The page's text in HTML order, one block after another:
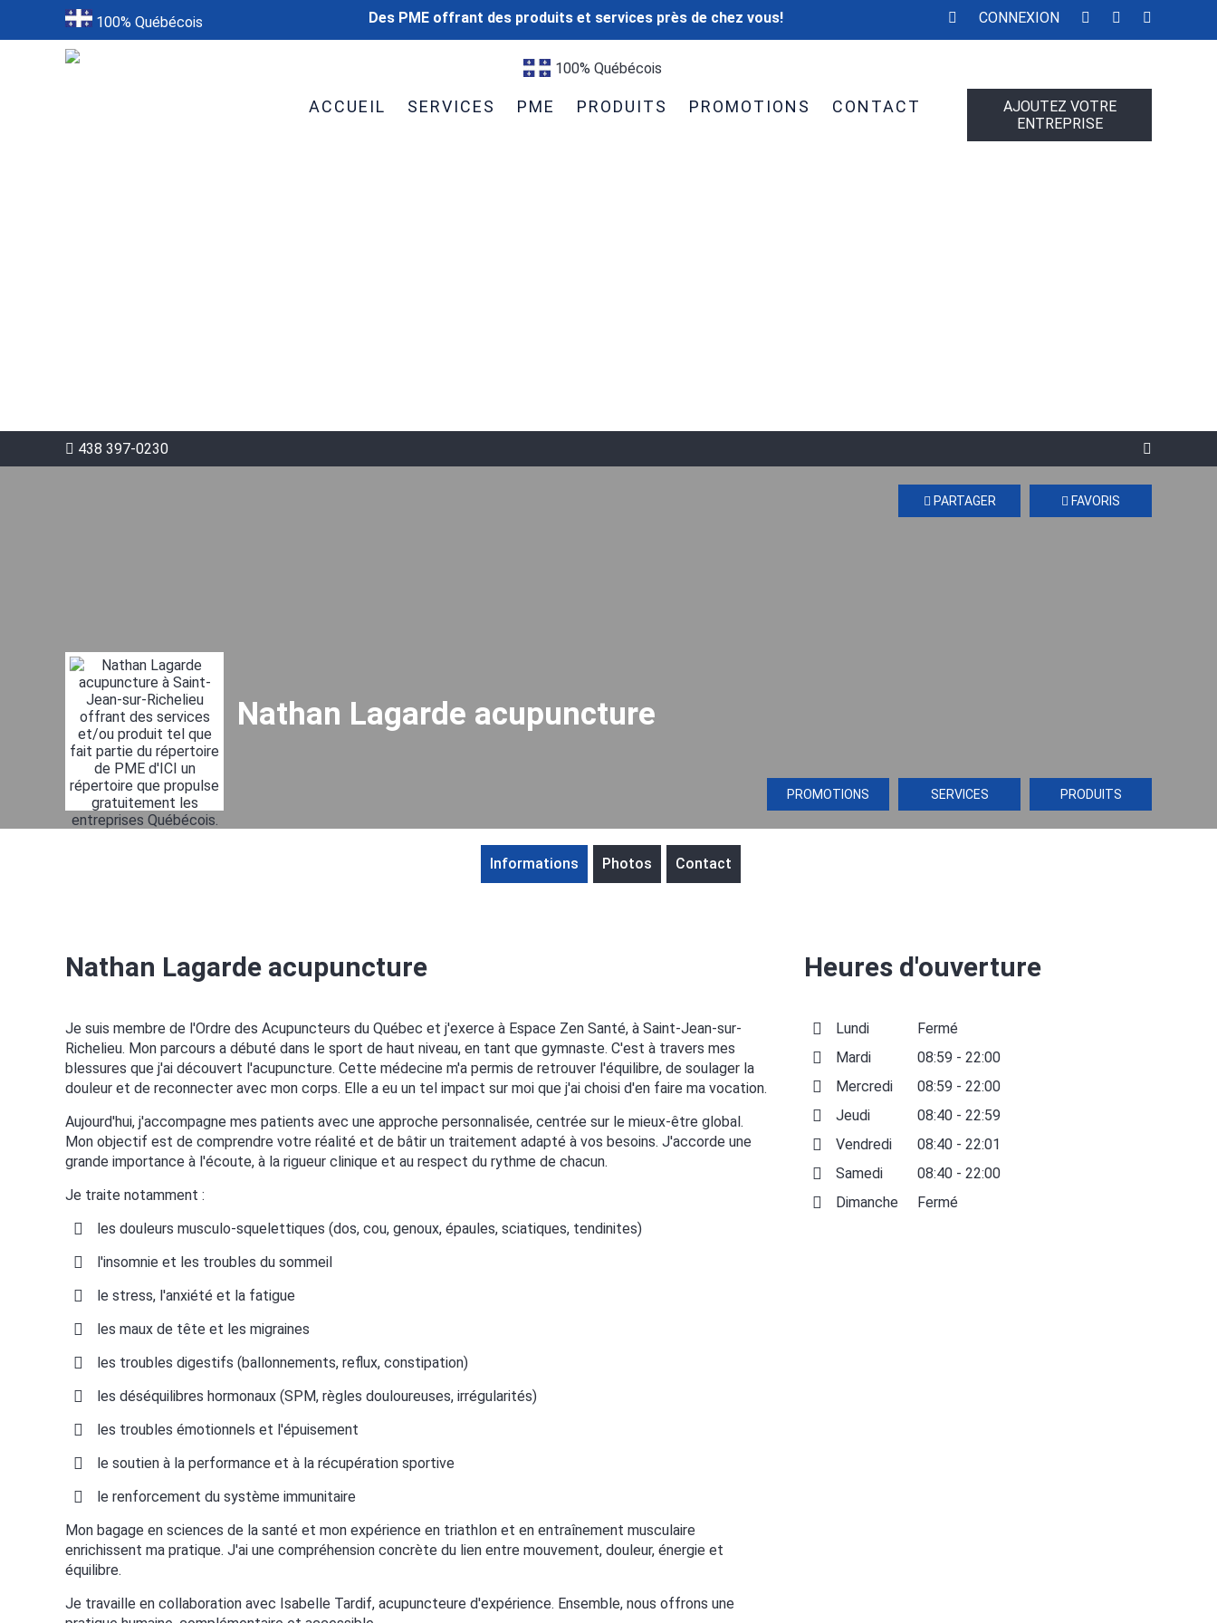
100% Québécois Des PME offrant des produits et services près de chez vous! CONNEXION
100% Québécois
AJOUTEZ VOTRE
ENTREPRISE
ACCUEIL SERVICES PME PRODUITS PROMOTIONS CONTACT
438 397-0230
Nathan Lagarde acupuncture
FAVORIS
PARTAGER
PRODUITS
SERVICES
PROMOTIONS
Informations Photos Contact
Nathan Lagarde acupuncture
Je suis membre de l'Ordre des Acupuncteurs du Québec et j'exerce à Espace Zen Santé, à Saint-Jean-sur-
Richelieu. Mon parcours a débuté dans le sport de haut niveau, en tant que gymnaste. C'est à travers mes
blessures que j'ai découvert l'acupuncture. Cette médecine m'a permis de retrouver l'équilibre, de soulager la
douleur et de reconnecter avec mon corps. Elle a eu un tel impact sur moi que j'ai choisi d'en faire ma vocation.
Aujourd'hui, j'accompagne mes patients avec une approche personnalisée, centrée sur le mieux-être global.
Mon objectif est de comprendre votre réalité et de bâtir un traitement adapté à vos besoins. J'accorde une
grande importance à l'écoute, à la rigueur clinique et au respect du rythme de chacun.
Je traite notamment :
les douleurs musculo-squelettiques (dos, cou, genoux, épaules, sciatiques, tendinites)
l'insomnie et les troubles du sommeil
le stress, l'anxiété et la fatigue
les maux de tête et les migraines
les troubles digestifs (ballonnements, reflux, constipation)
les déséquilibres hormonaux (SPM, règles douloureuses, irrégularités)
les troubles émotionnels et l'épuisement
le soutien à la performance et à la récupération sportive
le renforcement du système immunitaire
Mon bagage en sciences de la santé et mon expérience en triathlon et en entraînement musculaire
enrichissent ma pratique. J'ai une compréhension concrète du lien entre mouvement, douleur, énergie et
équilibre.
Je travaille en collaboration avec Isabelle Tardif, acupuncteure d'expérience. Ensemble, nous offrons une
Heures d'ouverture
Lundi
Fermé
Mardi
08:59 - 22:00
Mercredi
08:59 - 22:00
Jeudi
08:40 - 22:59
Vendredi
08:40 - 22:01
Samedi
08:40 - 22:00
Dimanche
Fermé